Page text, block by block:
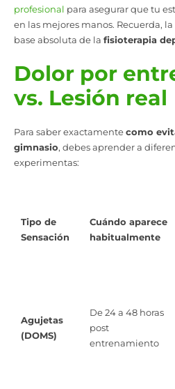
profesional para asegurar que tu
en las mejores manos. Recuerda,
base absoluta de la fisioterapia
Dolor por
vs. Lesión real
Para saber exactamentecomo
gimnasio, debes aprender a
experimentas:
Tipo de
Sensación
Cuándo aparece
habitualmente
Agujetas
(DOMS)
De 24 a 48 horas
post
entrenamiento